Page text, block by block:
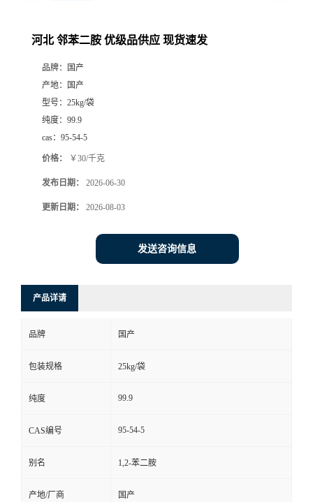
河北 邻苯二胺 优级品供应 现货速发
品牌：
国产
产地：
国产
型号： 25kg/袋
纯度： 99.9
cas： 95-54-5
价格： ￥30/千克
发布日期： 2026-06-30
更新日期： 2026-08-03
发送咨询信息
产品详请
品牌 国产
包装规格 25kg/袋
纯度 99.9
CAS编号 95-54-5
别名 1,2-苯二胺
产地/厂商 国产